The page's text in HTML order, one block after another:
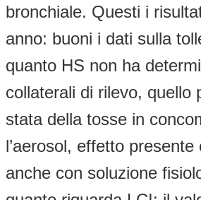
bronchiale. Questi i
anno: buoni i dati sulla
quanto HS non ha
collaterali di rilevo, quello
stata della tosse in
l’aerosol, effetto presente
anche con soluzione